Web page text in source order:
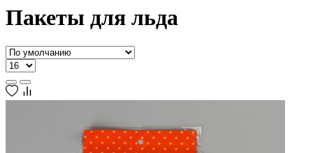
Пакеты для льда